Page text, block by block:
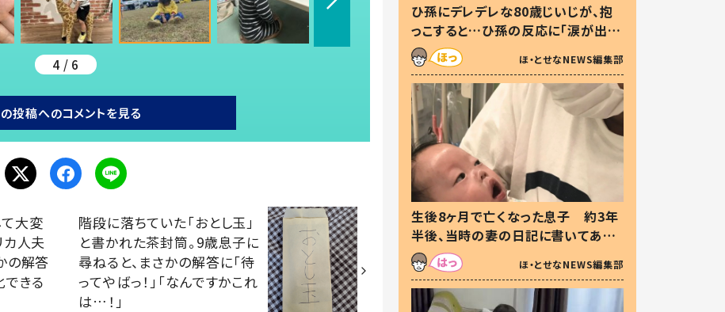
4 / 6
投稿へのコメントを見る
大変
カ人夫
の解答
できる
階段に落ちていた「おとし玉」
と書かれた茶封筒。9歳息子に
尋ねると、まさかの解答に「待
ってやばっ！」「なんですかこれ
は…！」
ひ孫にデレデレな80歳じいじが、抱
っこすると…ひ孫の反応に「涙が出ま
した」「可愛くて仕方ない」
ほ・とせなNEWS編集部
生後8ヶ月で亡くなった息子 約3年
半後、当時の妻の日記に書いてあっ
た本音とは
ほ・とせなNEWS編集部